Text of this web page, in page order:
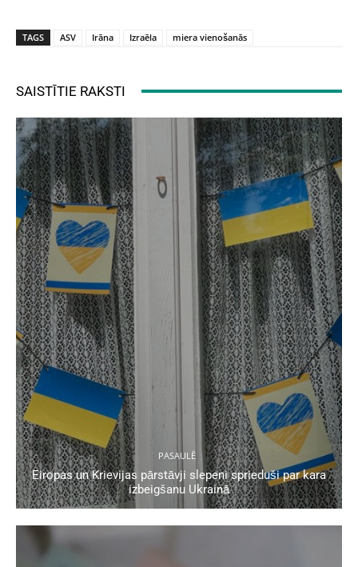
TAGS ASV Irāna Izraēla miera vienošanās
SAISTĪTIE RAKSTI
PASAULĒ
Eiropas un Krievijas pārstāvji slepeni sprieduši par kara
izbeigšanu Ukrainā